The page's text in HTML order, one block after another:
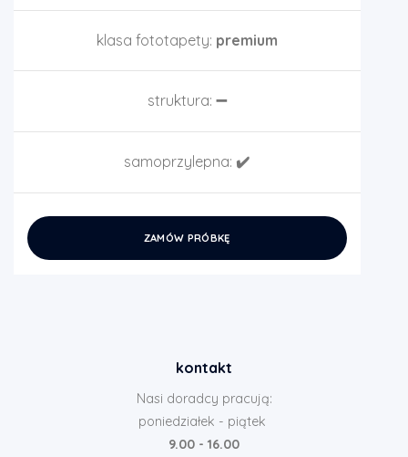
klasa fototapety: premium
struktura: ➖
samoprzylepna: ✔️
ZAMÓW PRÓBKĘ
kontakt
Nasi doradcy pracują:
poniedziałek - piątek
9.00 - 16.00